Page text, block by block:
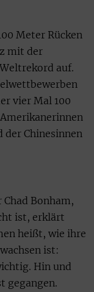
Meter Rücken
mit der
auf.
vier Mal 100
Chinesinnen
Bonham,
ist, erklärt
heißt, wie ihre
ist:
Hin und
gegangen.